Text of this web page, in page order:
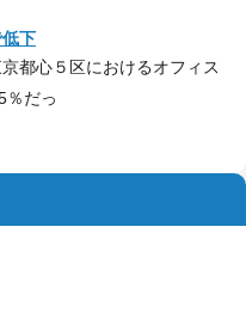
下
都心５区におけるオフィス
％だっ